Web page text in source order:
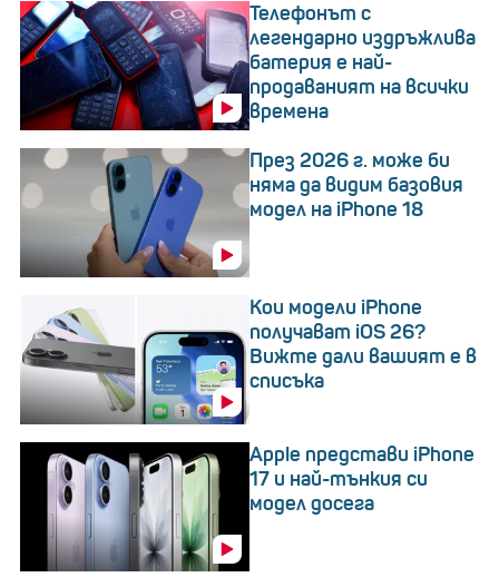
Телефонът с
легендарно издръжлива
батерия е най-
продаваният на всички
времена
През 2026 г. може би
няма да видим базовия
модел на iPhone 18
Кои модели iPhone
получават iOS 26?
Вижте дали вашият е в
списъка
Apple представи iPhone
17 и най-тънкия си
модел досега